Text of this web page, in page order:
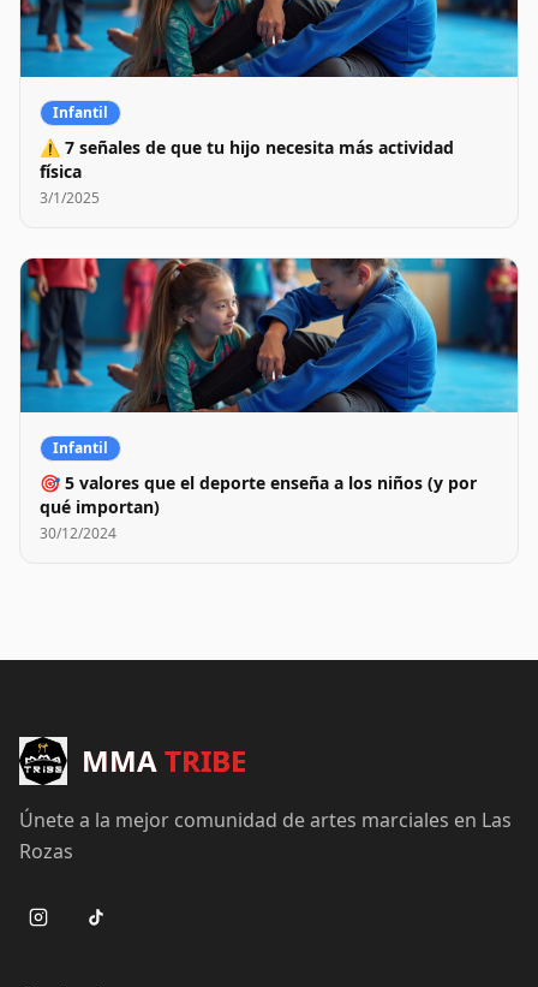
Infantil
⚠️ 7 señales de que tu hijo necesita más actividad
física
3/1/2025
Infantil
🎯 5 valores que el deporte enseña a los niños (y por
qué importan)
30/12/2024
MMA TRIBE
Únete a la mejor comunidad de artes marciales en Las
Rozas